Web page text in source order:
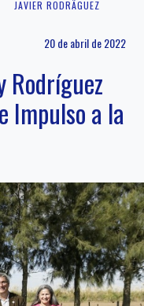
JAVIER RODRÃ­GUEZ
20 de abril de 2022
Rodríguez
Impulso a la